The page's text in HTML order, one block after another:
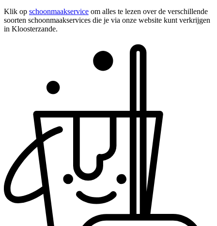
Klik op schoonmaakservice om alles te lezen over de verschillende
soorten schoonmaakservices die je via onze website kunt verkrijgen
in Kloosterzande.